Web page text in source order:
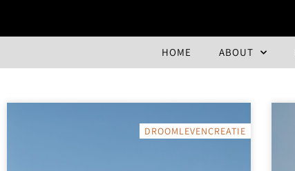
HOME ABOUT
DROOMLEVENCREATIE